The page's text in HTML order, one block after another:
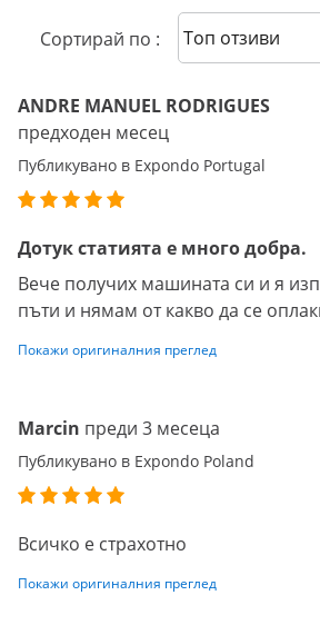
Сортирай по : Sort reviews
ANDRE MANUEL RODRIGUES
предходен месец
Публикувано в Expondo Portugal
Дотук статията е много добра.
Вече получих машината си и я
пъти и нямам от какво да се
Покажи оригиналния преглед
Marcin преди 3 месеца
Публикувано в Expondo Poland
Всичко е страхотно
Покажи оригиналния преглед